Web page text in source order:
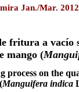
Jan./Mar. 2012
fritura a vacío
mango (
process on the
(Manguifera indica